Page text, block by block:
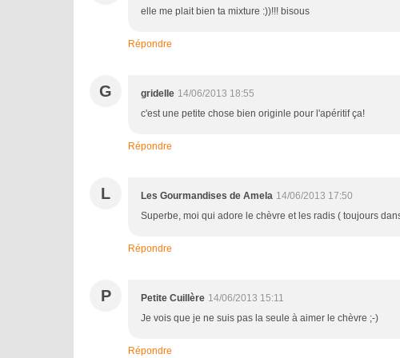
elle me plait bien ta mixture :))!!! bisous
Répondre
G gridelle 14/06/2013 18:55
c'est une petite chose bien originle pour l'apéritif ça!
Répondre
L Les Gourmandises de Amela 14/06/2013 17:50
Superbe, moi qui adore le chèvre et les radis ( toujours
Répondre
P Petite Cuillère 14/06/2013 15:11
Je vois que je ne suis pas la seule à aimer le chèvre ;-)
Répondre